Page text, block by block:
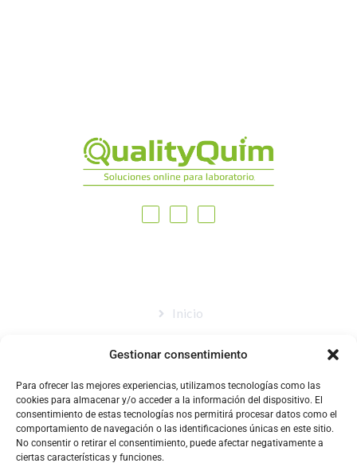
Gestionar consentimiento
Para ofrecer las mejores experiencias, utilizamos tecnologías como las
cookies para almacenar y/o acceder a la información del dispositivo. El
consentimiento de estas tecnologías nos permitirá procesar datos como el
comportamiento de navegación o las identificaciones únicas en este sitio.
No consentir o retirar el consentimiento, puede afectar negativamente a
ciertas características y funciones.
Inicio
Catálogo
Blog
Contacto